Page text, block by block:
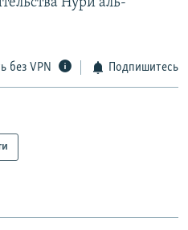
без VPN Подпишитесь